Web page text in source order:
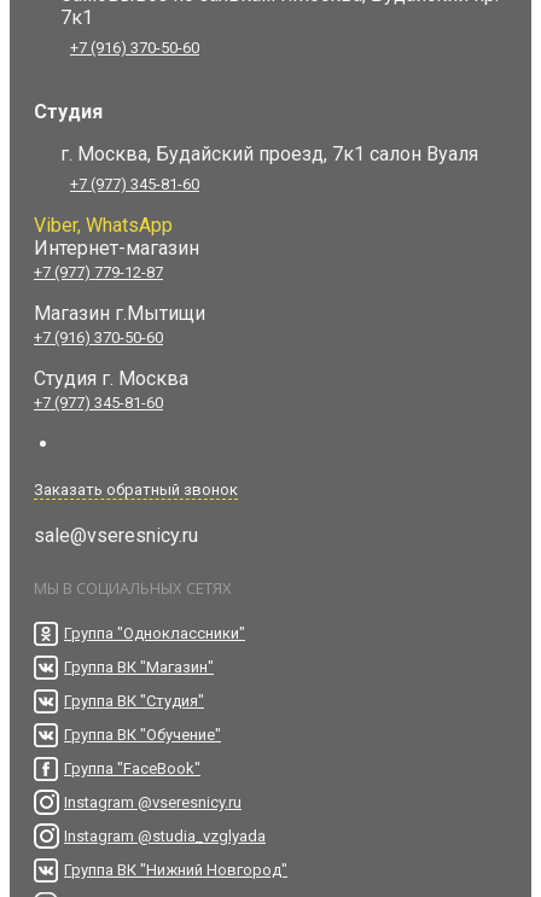
7к1
+7 (916) 370-50-60
Студия
г. Москва, Будайский проезд, 7к1 салон Вуаля
+7 (977) 345-81-60
Viber, WhatsApp
Интернет-магазин
+7 (977) 779-12-87
Магазин г.Мытищи
+7 (916) 370-50-60
Студия г. Москва
+7 (977) 345-81-60
Заказать обратный звонок
sale@vseresnicy.ru
МЫ В СОЦИАЛЬНЫХ СЕТЯХ
Группа "Одноклассники"
Группа ВК "Магазин"
Группа ВК "Студия"
Группа ВК "Обучение"
Группа "FaceBook"
Instagram @vseresnicy.ru
Instagram @studia_vzglyada
Группа ВК "Нижний Новгород"